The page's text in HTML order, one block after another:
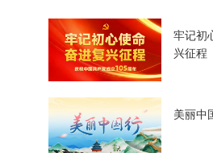
牢记初
兴征程
美丽中